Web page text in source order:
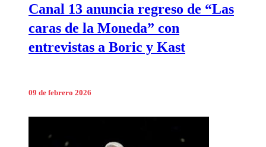
Canal 13 anuncia regreso de “Las
caras de la Moneda” con
entrevistas a Boric y Kast
09 de febrero 2026